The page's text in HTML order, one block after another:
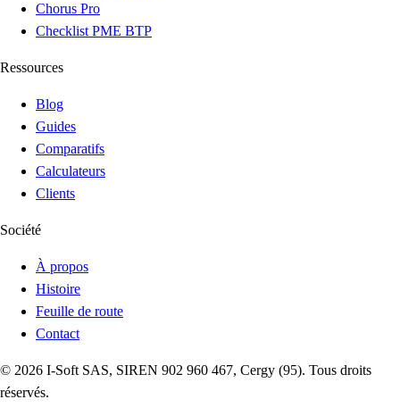
Chorus Pro
Checklist PME BTP
Ressources
Blog
Guides
Comparatifs
Calculateurs
Clients
Société
À propos
Histoire
Feuille de route
Contact
© 2026 I-Soft SAS, SIREN 902 960 467, Cergy (95). Tous droits
réservés.